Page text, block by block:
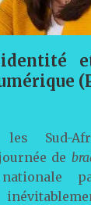
identité
Sud-
de